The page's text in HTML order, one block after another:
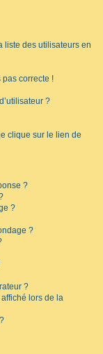
liste des utilisateurs en
pas correcte !
?
clique sur le lien de
?
?
?
?
lors de la